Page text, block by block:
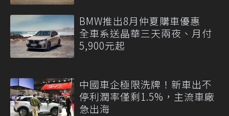
BMW推出8月仲夏購車優惠
全車系送晶華三天兩夜、月付
5,900元起
中國車企極限洗牌！新車出不
停利潤率僅剩1.5%，主流車廠
急出海